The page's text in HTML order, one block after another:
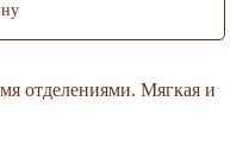
отделениями. Мягкая и